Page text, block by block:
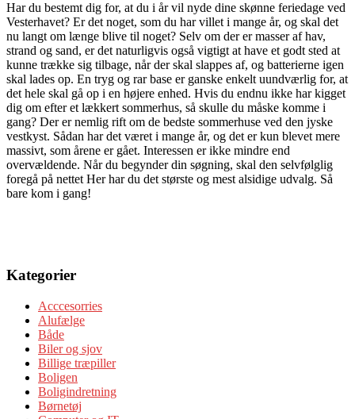
Har du bestemt dig for, at du i år vil nyde dine skønne feriedage ved
Vesterhavet? Er det noget, som du har villet i mange år, og skal det
nu langt om længe blive til noget? Selv om der er masser af hav,
strand og sand, er det naturligvis også vigtigt at have et godt sted at
kunne trække sig tilbage, når der skal slappes af, og batterierne igen
skal lades op. En tryg og rar base er ganske enkelt uundværlig for, at
det hele skal gå op i en højere enhed. Hvis du endnu ikke har kigget
dig om efter et lækkert sommerhus, så skulle du måske komme i
gang? Der er nemlig rift om de bedste sommerhuse ved den jyske
vestkyst. Sådan har det været i mange år, og det er kun blevet mere
massivt, som årene er gået. Interessen er ikke mindre end
overvældende. Når du begynder din søgning, skal den selvfølglig
foregå på nettet Her har du det største og mest alsidige udvalg. Så
bare kom i gang!
Kategorier
Acccesorries
Alufælge
Både
Biler og sjov
Billige træpiller
Boligen
Boligindretning
Børnetøj